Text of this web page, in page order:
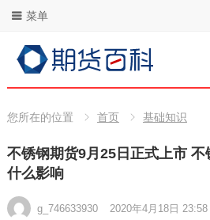
菜单
您所在的位置 首页 基础知识
不锈钢期货9月25日正式上市
什么影响
g_746633930 2020年4月18日 23:58